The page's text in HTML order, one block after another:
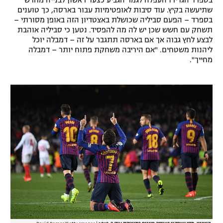
שתיעשה בקיץ. עוד סיבות לאופטימיות עבור בארסה, כך טוענים
בספרד – הפעם סביליה שכושלת באצטדיון הזה באופן מסורתי –
תשחק עם חשש שכן יש לה מה להפסיד. נטען כי סביליה אוהבת
לבצע לחץ גבוה אך אם בארסה תתגבר על זה – דמבלה יוכל
ליהנות משטחים. "אם היריבה משחקת פתוח יותר – דמבלה
מחייך".